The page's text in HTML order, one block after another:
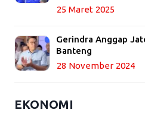
25 Maret 2025
Gerindra Anggap
Banteng
28 November 2024
EKONOMI